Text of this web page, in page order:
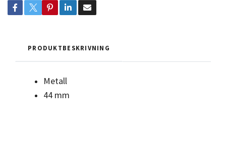
PRODUKTBESKRIVNING
Metall
44 mm